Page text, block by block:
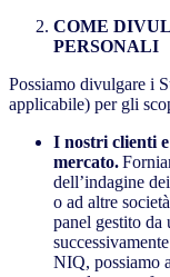
COME
PERSONALI
Possiamo divulgare i
applicabile) per gli
I nostri clienti
mercato.
dell’indagine
o ad altre
panel gestito da
NIQ, possiamo